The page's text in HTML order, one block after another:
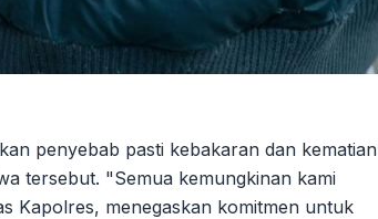
penyebab pasti kebakaran dan kematian
tersebut. "Semua kemungkinan kami
Kapolres, menegaskan komitmen untuk